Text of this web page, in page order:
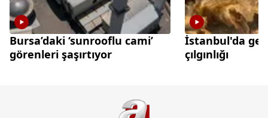
Bursa’daki ‘sunrooflu cami’
görenleri şaşırtıyor
İstanbul'da
çılgınlığı